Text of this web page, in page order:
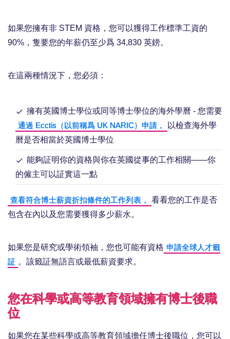
如果您擁有非 STEM 資格，您可以獲得工作標準工資的
90%，隻要您的年薪仍至少爲 34,83​​0 英鎊。
在這兩種情況下，您必須：
擁有英國博士學位或同等博士學位的海外學曆 - 您需要
通過 Ecctis（以前稱爲 UK NARIC）申請，
以檢查海外學
曆是否相當於英國博士學位
能夠証明你的資格與你在英國從事的工作相關——你
的僱主可以証實這一點
查看符合博士薪資折扣條件的工作列表，
看看您的工作是否
包含在內以及您需要獲得多少薪水。
如果您是研究或學術領袖，您也可能有資格 申請全球人才籤
証 。該籤証無語言或最低薪資要求。
您在科學或高等教育領域擁有博士後職
位
如果您在某些科學或高等教育領域擔任博士後職位，您可以